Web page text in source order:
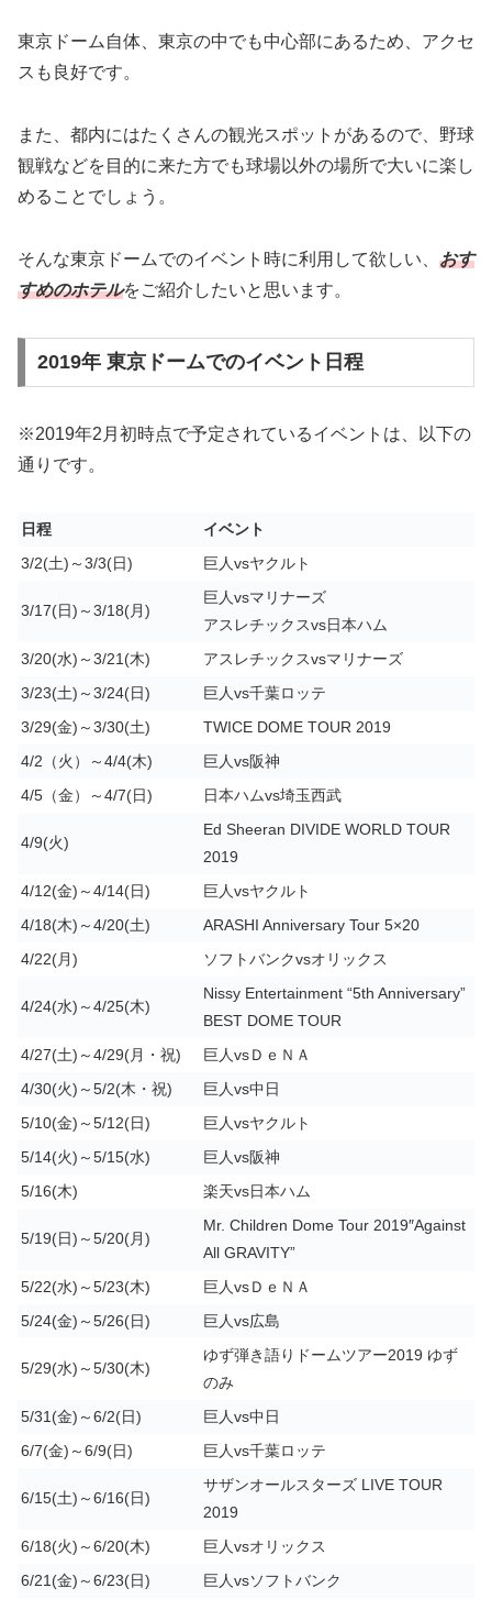
東京ドーム自体、東京の中でも中心部にあるため、アクセ
スも良好です。
また、都内にはたくさんの観光スポットがあるので、野球
観戦などを目的に来た方でも球場以外の場所で大いに楽し
めることでしょう。
そんな東京ドームでのイベント時に利用して欲しい、 おす
すめのホテルをご紹介したいと思います。
2019年 東京ドームでのイベント日程
※2019年2月初時点で予定されているイベントは、以下の
通りです。
日程
イベント
3/2(土)～3/3(日)
巨人vsヤクルト
3/17(日)～3/18(月)
巨人vsマリナーズ
アスレチックスvs日本ハム
3/20(水)～3/21(木)
アスレチックスvsマリナーズ
3/23(土)～3/24(日)
巨人vs千葉ロッテ
3/29(金)～3/30(土)
TWICE DOME TOUR 2019
4/2（火）～4/4(木)
巨人vs阪神
4/5（金）～4/7(日)
日本ハムvs埼玉西武
4/9(火)
Ed Sheeran DIVIDE WORLD TOUR
2019
4/12(金)～4/14(日)
巨人vsヤクルト
4/18(木)～4/20(土)
ARASHI Anniversary Tour 5×20
4/22(月)
ソフトバンクvsオリックス
4/24(水)～4/25(木)
Nissy Entertainment “5th Anniversary”
BEST DOME TOUR
4/27(土)～4/29(月・祝)
巨人vsＤｅＮＡ
4/30(火)～5/2(木・祝)
巨人vs中日
5/10(金)～5/12(日)
巨人vsヤクルト
5/14(火)～5/15(水)
巨人vs阪神
5/16(木)
楽天vs日本ハム
5/19(日)～5/20(月)
Mr. Children Dome Tour 2019″Against
All GRAVITY”
5/22(水)～5/23(木)
巨人vsＤｅＮＡ
5/24(金)～5/26(日)
巨人vs広島
5/29(水)～5/30(木)
ゆず弾き語りドームツアー2019 ゆず
のみ
5/31(金)～6/2(日)
巨人vs中日
6/7(金)～6/9(日)
巨人vs千葉ロッテ
6/15(土)～6/16(日)
サザンオールスターズ LIVE TOUR
2019
6/18(火)～6/20(木)
巨人vsオリックス
6/21(金)～6/23(日)
巨人vsソフトバンク